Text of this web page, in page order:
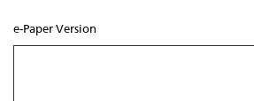
e-Paper Version